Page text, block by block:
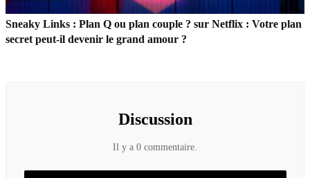
Sneaky Links : Plan Q ou plan couple ? sur Netflix : Votre plan
secret peut-il devenir le grand amour ?
Discussion
Il y a 0 commentaire.